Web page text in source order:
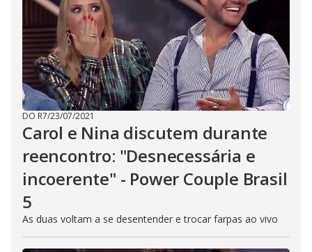
DO R7/23/07/2021
Carol e Nina discutem durante
reencontro: "Desnecessária e
incoerente" - Power Couple Brasil
5
As duas voltam a se desentender e trocar farpas ao vivo